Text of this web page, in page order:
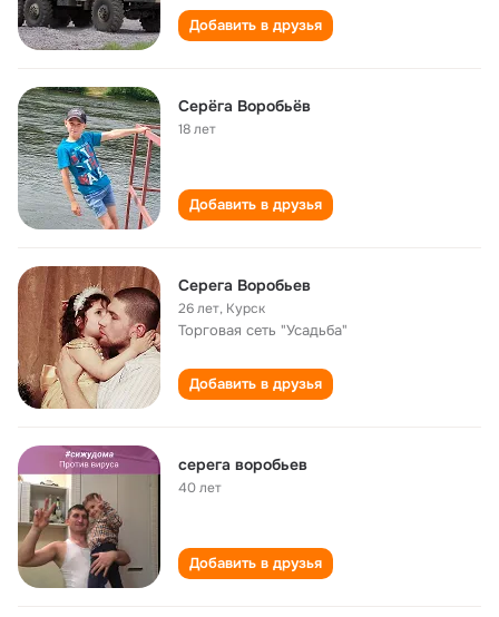
Добавить в друзья
Серёга Воробьёв
18 лет
Добавить в друзья
Серега Воробьев
26 лет, Курск
Торговая сеть "Усадьба"
Добавить в друзья
серега воробьев
40 лет
Добавить в друзья